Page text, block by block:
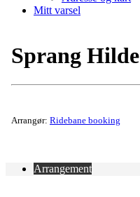
Mitt varsel
Sprang Hilde
Arrangør: Ridebane booking
Arrangement